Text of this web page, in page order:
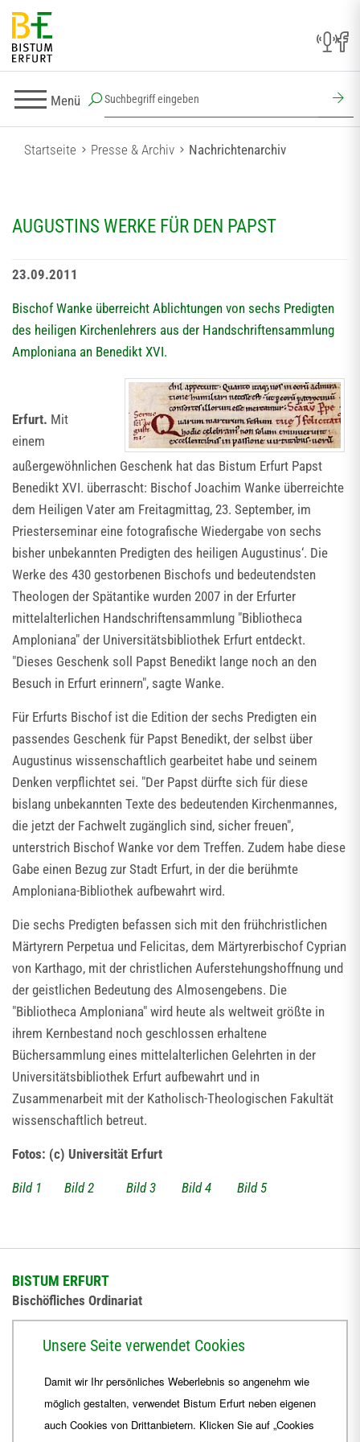
Menü
Startseite Presse & Archiv Nachrichtenarchiv
AUGUSTINS WERKE FÜR DEN PAPST
23.09.2011
Bischof Wanke überreicht Ablichtungen von sechs Predigten
des heiligen Kirchenlehrers aus der Handschriftensammlung
Amploniana an Benedikt XVI.
Erfurt. Mit
einem
außergewöhnlichen Geschenk hat das Bistum Erfurt Papst
Benedikt XVI. überrascht: Bischof Joachim Wanke überreichte
dem Heiligen Vater am Freitagmittag, 23. September, im
Priesterseminar eine fotografische Wiedergabe von sechs
bisher unbekannten Predigten des heiligen Augustinus‘. Die
Werke des 430 gestorbenen Bischofs und bedeutendsten
Theologen der Spätantike wurden 2007 in der Erfurter
mittelalterlichen Handschriftensammlung "Bibliotheca
Amploniana" der Universitätsbibliothek Erfurt entdeckt.
"Dieses Geschenk soll Papst Benedikt lange noch an den
Besuch in Erfurt erinnern", sagte Wanke.
Für Erfurts Bischof ist die Edition der sechs Predigten ein
passendes Geschenk für Papst Benedikt, der selbst über
Augustinus wissenschaftlich gearbeitet habe und seinem
Denken verpflichtet sei. "Der Papst dürfte sich für diese
bislang unbekannten Texte des bedeutenden Kirchenmannes,
die jetzt der Fachwelt zugänglich sind, sicher freuen",
unterstrich Bischof Wanke vor dem Treffen. Zudem habe diese
Gabe einen Bezug zur Stadt Erfurt, in der die berühmte
Amploniana-Bibliothek aufbewahrt wird.
Die sechs Predigten befassen sich mit den frühchristlichen
Märtyrern Perpetua und Felicitas, dem Märtyrerbischof Cyprian
von Karthago, mit der christlichen Auferstehungshoffnung und
der geistlichen Bedeutung des Almosengebens. Die
"Bibliotheca Amploniana" wird heute als weltweit größte in
ihrem Kernbestand noch geschlossen erhaltene
Büchersammlung eines mittelalterlichen Gelehrten in der
Universitätsbibliothek Erfurt aufbewahrt und in
Zusammenarbeit mit der Katholisch-Theologischen Fakultät
wissenschaftlich betreut.
Fotos: (c) Universität Erfurt
Bild 1 Bild 2 Bild 3 Bild 4 Bild 5
BISTUM ERFURT
Bischöfliches Ordinariat
+49 361 6572-444
ordinariat Bistum-Erfurt.de
Unsere Seite verwendet Cookies
Damit wir Ihr persönliches Weberlebnis so angenehm wie
möglich gestalten, verwendet Bistum Erfurt neben eigenen
auch Cookies von Drittanbietern. Klicken Sie auf „Cookies